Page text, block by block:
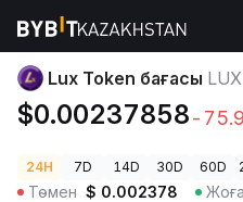
Криптовалюта бағалары Lux
Lux Token бағасы LUX
$0.00237858-
24H 7D 14D 30D 60D
Төмен $ 0.002378